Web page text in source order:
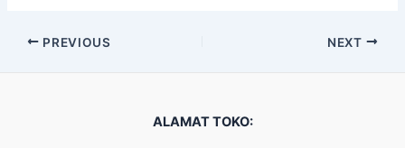
PREVIOUS NEXT
ALAMAT TOKO: